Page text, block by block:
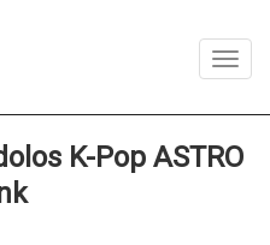
K-Pop ASTRO